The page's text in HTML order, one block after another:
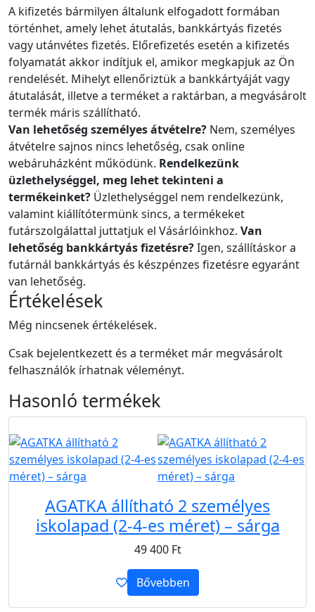
A kifizetés bármilyen általunk elfogadott formában
történhet, amely lehet átutalás, bankkártyás fizetés
vagy utánvétes fizetés. Előrefizetés esetén a kifizetés
folyamatát akkor indítjuk el, amikor megkapjuk az Ön
rendelését. Mihelyt ellenőriztük a bankkártyáját vagy
átutalását, illetve a terméket a raktárban, a megvásárolt
termék máris szállítható.
Van lehetőség személyes átvételre? Nem, személyes
átvételre sajnos nincs lehetőség, csak online
webáruházként működünk. Rendelkezünk
üzlethelységgel, meg lehet tekinteni a
termékeinket? Üzlethelységgel nem rendelkezünk,
valamint kiállítótermünk sincs, a termékeket
futárszolgálattal juttatjuk el Vásárlóinkhoz. Van
lehetőség bankkártyás fizetésre?Igen, szállításkor a
futárnál bankkártyás és készpénzes fizetésre egyaránt
van lehetőség.
Értékelések
Még nincsenek értékelések.
Csak bejelentkezett és a terméket már megvásárolt
felhasználók írhatnak véleményt.
Hasonló termékek
AGATKA állítható 2 személyes
iskolapad (2-4-es méret) – sárga
49 400 Ft
Bővebben